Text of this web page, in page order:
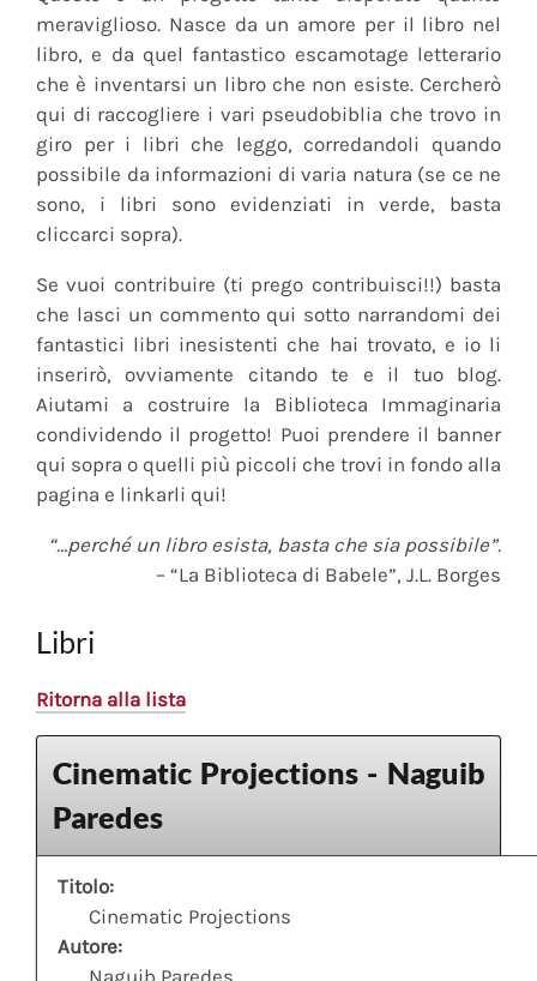
meraviglioso. Nasce da un amore per il libro nel
libro, e da quel fantastico escamotage letterario
che è inventarsi un libro che non esiste. Cercherò
qui di raccogliere i vari pseudobiblia che trovo in
giro per i libri che leggo, corredandoli quando
possibile da informazioni di varia natura (se ce ne
sono, i libri sono evidenziati in verde, basta
cliccarci sopra).
Se vuoi contribuire (ti prego contribuisci!!) basta
che lasci un commento qui sotto narrandomi dei
fantastici libri inesistenti che hai trovato, e io li
inserirò, ovviamente citando te e il tuo blog.
Aiutami a costruire la Biblioteca Immaginaria
condividendo il progetto! Puoi prendere il banner
qui sopra o quelli più piccoli che trovi in fondo alla
pagina e linkarli qui!
“…perché un libro esista, basta che sia possibile”.
– “La Biblioteca di Babele”, J.L. Borges
Libri
Ritorna alla lista
Cinematic Projections - Naguib
Paredes
Titolo:
Cinematic Projections
Autore: